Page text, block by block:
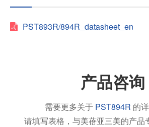
PST893R/894R_datasheet_en
产品咨询
需要更多关于 PST894R 的
请填写表格，与美蓓亚三美的产品